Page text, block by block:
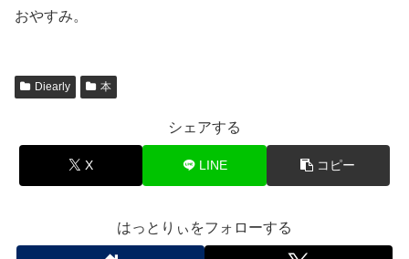
おやすみ。
Diearly 本
シェアする
X LINE コピー
はっとりぃをフォローする